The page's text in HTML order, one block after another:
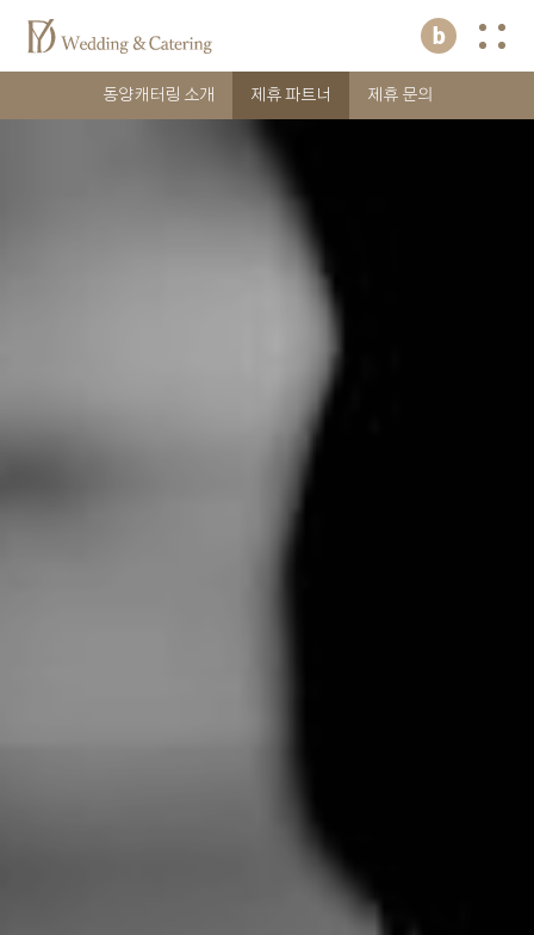
동양캐터링 소개 제휴 파트너 제휴 문의